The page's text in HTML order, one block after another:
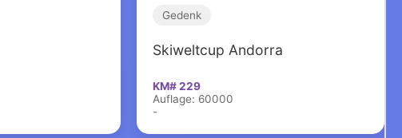
Gedenk
Skiweltcup Andorra
KM# 229
Auflage: 60000
-